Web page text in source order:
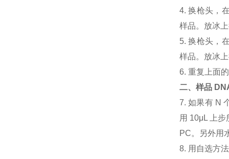
4. 换枪头，
样品。放冰
5. 换枪头，
样品。放冰
6. 重复上面
二、样品
7. 如果有 N
用 10μL 上
PC。另外用
8. 用自选方